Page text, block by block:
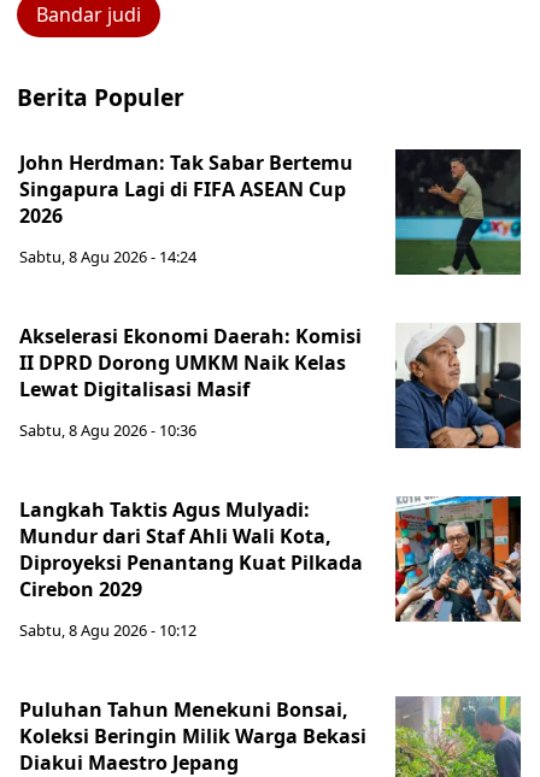
Bandar judi
Berita Populer
John Herdman: Tak Sabar Bertemu
Singapura Lagi di FIFA ASEAN Cup
2026
Sabtu, 8 Agu 2026 - 14:24
Akselerasi Ekonomi Daerah: Komisi
II DPRD Dorong UMKM Naik Kelas
Lewat Digitalisasi Masif
Sabtu, 8 Agu 2026 - 10:36
Langkah Taktis Agus Mulyadi:
Mundur dari Staf Ahli Wali Kota,
Diproyeksi Penantang Kuat Pilkada
Cirebon 2029
Sabtu, 8 Agu 2026 - 10:12
Puluhan Tahun Menekuni Bonsai,
Koleksi Beringin Milik Warga Bekasi
Diakui Maestro Jepang